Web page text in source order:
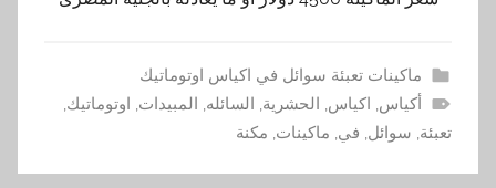
ماكينات تعبئة سوائل في اكياس اوتوماتيك
أكياس, اكياس, الحشرية, السائله, المبيدات, اوتوماتيك,
تعبئة, سوائل, في, ماكينات, مكنة